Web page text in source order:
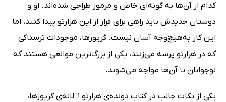
کدام از آن‌ها به گونه‌ای خاص و مرموز طراحی شده‌اند. او و
دوستان جدیدش باید راهی برای فرار از این هزارتو پیدا کنند، اما
این کار به‌هیچ‌وجه آسان نیست. گریورها، موجودات ترسناکی
که در هزارتو پرسه می‌زنند، یکی از بزرگ‌ترین موانعی هستند که
نوجوانان با آن‌ها مواجه می‌شوند.
یکی از نکات جالب در کتاب دونده‌ی هزارتو 1: لانه‌ی گریورها،